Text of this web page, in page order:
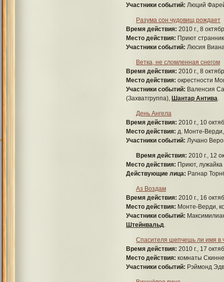
Участники событий: Люций
Разума сон чудовищ рождает
Время действия: 2010 г., 8
Место действия: Приют
Участники событий: Люсия
Ветка, не сломленная снегом
Время действия: 2010 г., 8
Место действия: окрестности
Участники событий: Валенсия
(Захватгруппа), Шантар Антива.
День Ангела
Время действия: 2010 г., 10
Место действия: д. Монте-
Участники событий: Лучано
Время действия: 2010 г., 12
Место действия: Приют, лужайка
Действующие лица: Рагнар
Аз Воздам
Время действия: 2010 г., 16
Место действия: Монте-Верди,
Участники событий:
Штейнвальд.
Спасителя шепчешь ли имя в
Время действия: 2010 г., 17
Место действия: комнаты
Участники событий: Рэймонд